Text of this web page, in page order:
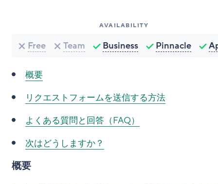
AVAILABILITY
Free Team Business Pinnacle
概要
リクエストフォームを送信する方法
よくある質問と回答（FAQ）
次はどうしますか？
概要